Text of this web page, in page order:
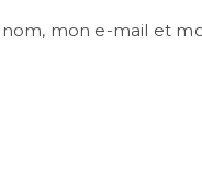
mon e-mail et